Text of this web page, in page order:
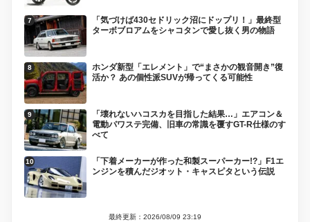
「気づけば430セドリック沼にドップリ！」最終型
ターボブロアムをシャコタンで愛し抜く男の物語
ホンダ新型「エレメント」で“まさかの観音開き”復
活か？ あの個性派SUVが帰ってくる可能性
「壊れないハコスカを目指した結果…」エアコン＆
電動パワステ完備、旧車の常識を覆すGT-R仕様のす
べて
「下着メーカーが作った和製スーパーカー!?」F1エ
ンジンを積んだジオット・キャスピタという伝説
最終更新：2026/08/09 23:19